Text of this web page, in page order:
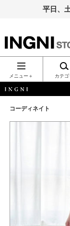
平日、
INGNI（
グ）公式
販｜INGNI
STORE
メニュー＋ カテゴ
コーディネイト